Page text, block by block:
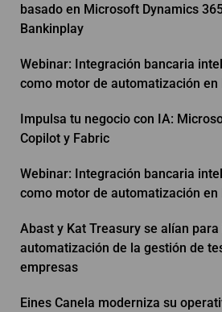
basado en Microsoft Dynamics
Bankinplay
Webinar: Integración bancaria
como motor de automatización en
Impulsa tu negocio con IA:
Copilot y Fabric
Webinar: Integración bancaria
como motor de automatización en
Abast y Kat Treasury se alían
automatización de la gestión de
empresas
Eines Canela moderniza su